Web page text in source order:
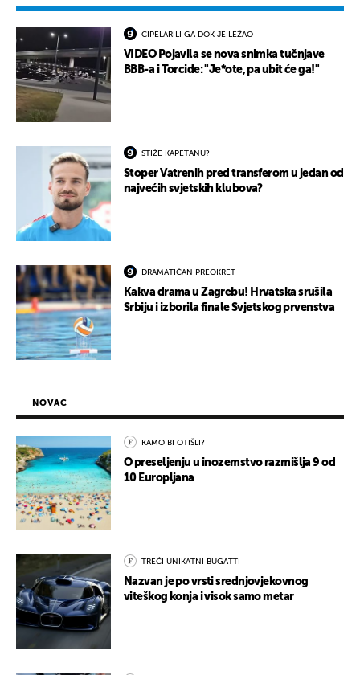
CIPELARILI GA DOK JE LEŽAO
VIDEO Pojavila se nova snimka tučnjave
BBB-a i Torcide: "Je*ote, pa ubit će ga!"
STIŽE KAPETANU?
Stoper Vatrenih pred transferom u jedan od
najvećih svjetskih klubova?
DRAMATIČAN PREOKRET
Kakva drama u Zagrebu! Hrvatska srušila
Srbiju i izborila finale Svjetskog prvenstva
NOVAC
KAMO BI OTIŠLI?
O preseljenju u inozemstvo razmišlja 9 od
10 Europljana
TREĆI UNIKATNI BUGATTI
Nazvan je po vrsti srednjovjekovnog
viteškog konja i visok samo metar